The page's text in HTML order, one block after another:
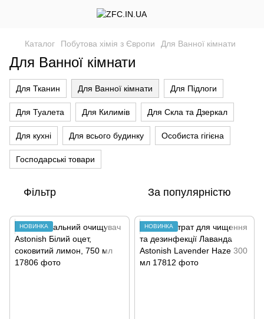
Каталог Побутова хімія з Європи Для Ванної кімнати
Для Ванної кімнати
Для Тканин Для Ванної кімнати Для Підлоги
Для Туалета Для Килимів Для Скла та Дзеркал
Для кухні Для всього будинку Особиста гігієна
Господарські товари
Фільтр За популярністю
НОВИНКА НОВИНКА